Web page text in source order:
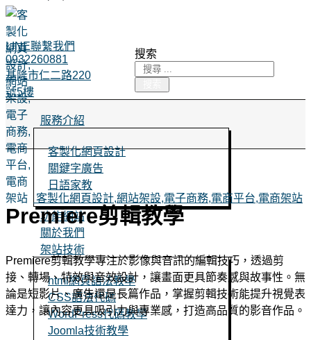
客製化網頁設計,網站架設,電子商務,電商平台,電商架站
LINE聯繫我們
0932260881
基隆市仁二路220
號5樓
搜索
服務介紹
客製化網頁設計
關鍵字廣告
日語家教
功能網站
關於我們
架站技術
html網頁語法教學
CSS語法代碼
WordPress代碼教學
Joomla技術教學
Premiere剪輯教學
Premiere剪輯教學專注於影像與音訊的編輯技巧，透過剪
接、轉場、特效與音效設計，讓畫面更具節奏感與故事性。無
論是短影片、廣告還是長篇作品，掌握剪輯技術能提升視覺表
達力，讓內容更具吸引力與專業感，打造高品質的影音作品。